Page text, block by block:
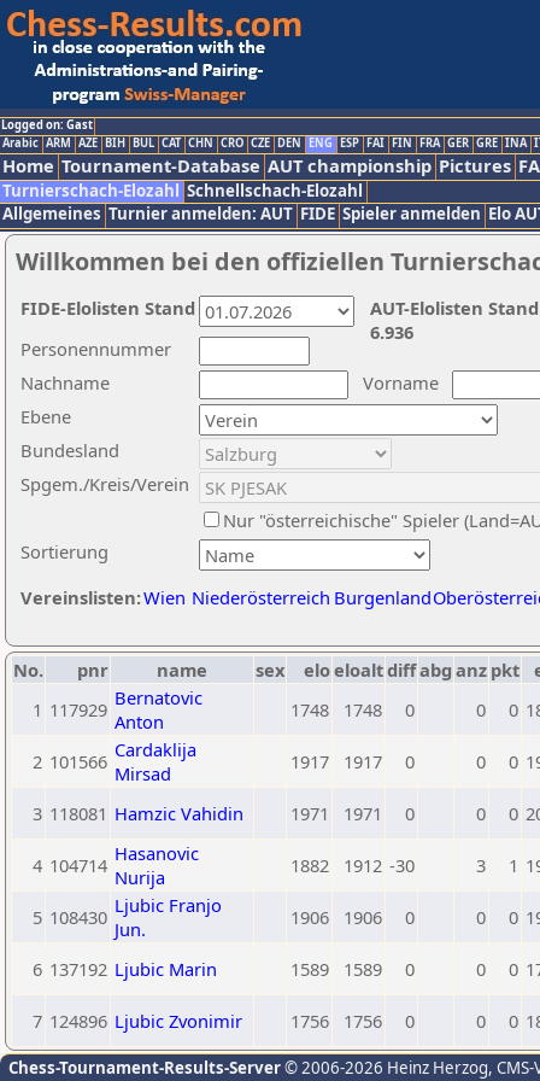
Logged on: Gast
Arabic ARM AZE BIH BUL CAT CHN CRO CZE DEN ENG ESP FAI FIN FRA GER GRE INA
Home Tournament-Database AUT championship Pictures
Turnierschach-Elozahl Schnellschach-Elozahl
Allgemeines Turnier anmelden: AUT FIDE Spieler anmelden Elo
Willkommen bei den offiziellen
Nachname
Vorname
Ebene
Sortierung
Personennummer
Bundesland
Spgem./Kreis/Verein
Nur "österreichische" Spieler
Vereinslisten:Wien Niederösterreich Burgenland
AUT-Elolisten
6.936
FIDE-Elolisten Stand
No. pnr name sex eloeloaltdiffabg anz pkt
1 117929 Bernatovic
Anton
1748 1748 0 0 0
2 101566 Cardaklija
Mirsad
1917 1917 0 0 0
3 118081 Hamzic Vahidin 1971 1971 0 0 0
4 104714 Hasanovic
Nurija
1882 1912 -30 3 1
5 108430 Ljubic Franjo
Jun.
1906 1906 0 0 0
6 137192 Ljubic Marin 1589 1589 0 0 0
7 124896 Ljubic Zvonimir 1756 1756 0 0 0
Chess-Tournament-Results-Server© 2006-2026 Heinz Herzog,